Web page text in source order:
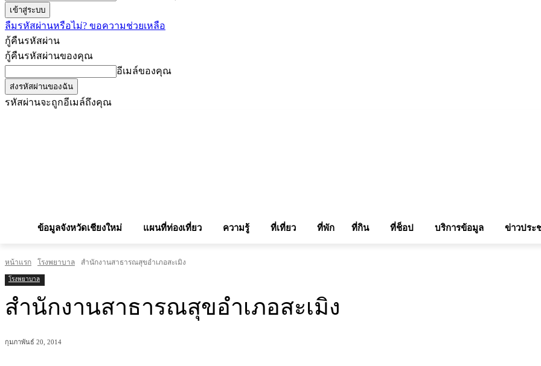
ลืมรหัสผ่านหรือไม่? ขอความช่วยเหลือ
กู้คืนรหัสผ่าน
กู้คืนรหัสผ่านของคุณ
อีเมล์ของคุณ
รหัสผ่านจะถูกอีเมล์ถึงคุณ
ข้อมูลจังหวัดเชียงใหม่ แผนที่ท่องเที่ยว ความรู้ ที่เที่ยว ที่พัก ที่กิน ที่ช็อป บริการข้อมูล ข่าวประ
หน้าแรก โรงพยาบาล สำนักงานสาธารณสุขอำเภอสะเมิง
โรงพยาบาล
สำนักงานสาธารณสุขอำเภอสะเมิง
กุมภาพันธ์ 20, 2014